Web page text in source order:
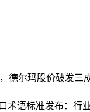
德尔玛股价破发三
术语标准发布：行